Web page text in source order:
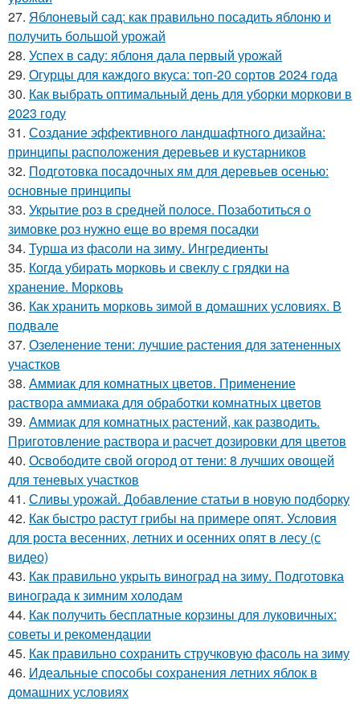
27. Яблоневый сад: как правильно посадить яблоню и
получить большой урожай
28. Успех в саду: яблоня дала первый урожай
29. Огурцы для каждого вкуса: топ-20 сортов 2024 года
30. Как выбрать оптимальный день для уборки моркови в
2023 году
31. Создание эффективного ландшафтного дизайна:
принципы расположения деревьев и кустарников
32. Подготовка посадочных ям для деревьев осенью:
основные принципы
33. Укрытие роз в средней полосе. Позаботиться о
зимовке роз нужно еще во время посадки
34. Турша из фасоли на зиму. Ингредиенты
35. Когда убирать морковь и свеклу с грядки на
хранение. Морковь
36. Как хранить морковь зимой в домашних условиях. В
подвале
37. Озеленение тени: лучшие растения для затененных
участков
38. Аммиак для комнатных цветов. Применение
раствора аммиака для обработки комнатных цветов
39. Аммиак для комнатных растений, как разводить.
Приготовление раствора и расчет дозировки для цветов
40. Освободите свой огород от тени: 8 лучших овощей
для теневых участков
41. Сливы урожай. Добавление статьи в новую подборку
42. Как быстро растут грибы на примере опят. Условия
для роста весенних, летних и осенних опят в лесу (с
видео)
43. Как правильно укрыть виноград на зиму. Подготовка
винограда к зимним холодам
44. Как получить бесплатные корзины для луковичных:
советы и рекомендации
45. Как правильно сохранить стручковую фасоль на зиму
46. Идеальные способы сохранения летних яблок в
домашних условиях